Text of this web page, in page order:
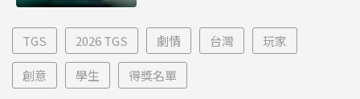
TGS 2026 TGS 劇情 台灣 玩家
創意 學生 得獎名單